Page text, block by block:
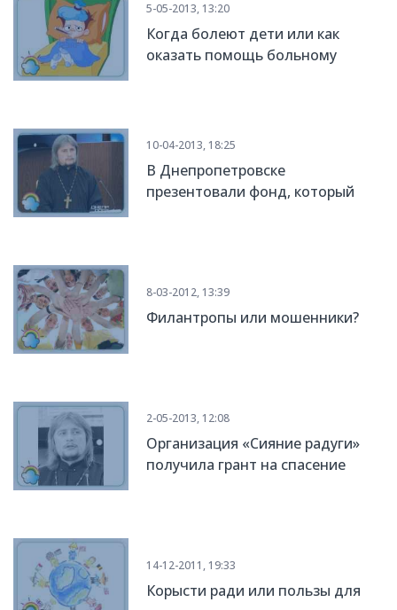
5-05-2013, 13:20
Когда болеют дети или как
оказать помощь больному
10-04-2013, 18:25
В Днепропетровске
презентовали фонд, который
8-03-2012, 13:39
Филантропы или мошенники?
2-05-2013, 12:08
Организация «Сияние радуги»
получила грант на спасение
14-12-2011, 19:33
Корысти ради или пользы для